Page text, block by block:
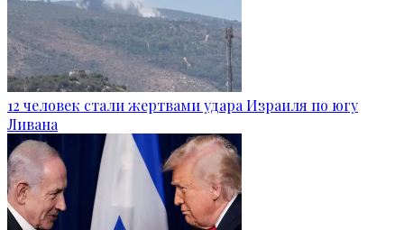
12 человек стали жертвами удара Израиля по югу
Ливана